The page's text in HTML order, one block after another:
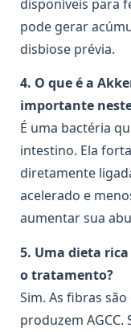
disponíveis para
pode gerar
disbiose prévia.
4. O que é a
importante
É uma bactéria
intestino. Ela
diretamente
acelerado e
aumentar sua
5. Uma dieta
o tratamento?
Sim. As fibras
produzem